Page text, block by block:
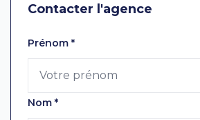
Contacter l'agence
Laissez ce champ vide
Prénom *
Nom *